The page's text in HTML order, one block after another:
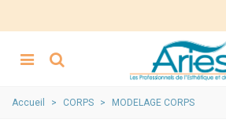
Accueil > CORPS > MODELAGE CORPS